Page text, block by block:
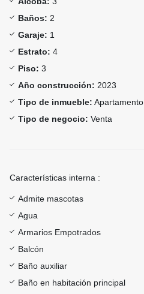
Baños: 2
Garaje: 1
Estrato: 4
Piso: 3
Año construcción: 2023
Tipo de inmueble: Apartamento
Tipo de negocio: Venta
Características interna :
Admite mascotas
Agua
Armarios Empotrados
Balcón
Baño auxiliar
Baño en habitación principal